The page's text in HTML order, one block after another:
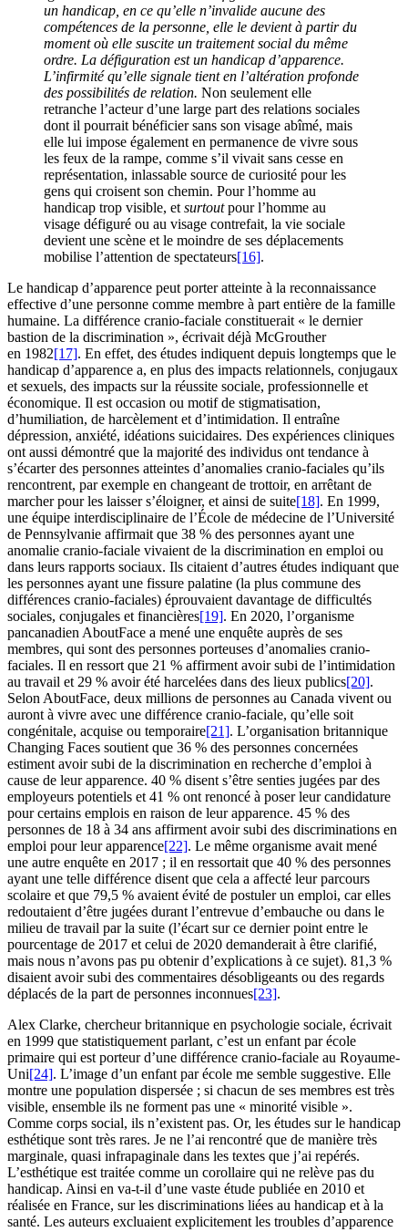
un handicap, en ce qu’elle n’invalide aucune des
compétences de la personne, elle le devient à partir du
moment où elle suscite un traitement social du même
ordre. La défiguration est un handicap d’apparence.
L’infirmité qu’elle signale tient en l’altération profonde
des possibilités de relation. Non seulement elle
retranche l’acteur d’une large part des relations sociales
dont il pourrait bénéficier sans son visage abîmé, mais
elle lui impose également en permanence de vivre sous
les feux de la rampe, comme s’il vivait sans cesse en
représentation, inlassable source de curiosité pour les
gens qui croisent son chemin. Pour l’homme au
handicap trop visible, et surtoutpour l’homme au
visage défiguré ou au visage contrefait, la vie sociale
devient une scène et le moindre de ses déplacements
mobilise l’attention de spectateurs[16].
Le handicap d’apparence peut porter atteinte à la reconnaissance
effective d’une personne comme membre à part entière de la famille
humaine. La différence cranio-faciale constituerait « le dernier
bastion de la discrimination », écrivait déjà McGrouther
en 1982[17]. En effet, des études indiquent depuis longtemps que le
handicap d’apparence a, en plus des impacts relationnels, conjugaux
et sexuels, des impacts sur la réussite sociale, professionnelle et
économique. Il est occasion ou motif de stigmatisation,
d’humiliation, de harcèlement et d’intimidation. Il entraîne
dépression, anxiété, idéations suicidaires. Des expériences cliniques
ont aussi démontré que la majorité des individus ont tendance à
s’écarter des personnes atteintes d’anomalies cranio-faciales qu’ils
rencontrent, par exemple en changeant de trottoir, en arrêtant de
marcher pour les laisser s’éloigner, et ainsi de suite[18]. En 1999,
une équipe interdisciplinaire de l’École de médecine de l’Université
de Pennsylvanie affirmait que 38 % des personnes ayant une
anomalie cranio-faciale vivaient de la discrimination en emploi ou
dans leurs rapports sociaux. Ils citaient d’autres études indiquant que
les personnes ayant une fissure palatine (la plus commune des
différences cranio-faciales) éprouvaient davantage de difficultés
sociales, conjugales et financières[19]. En 2020, l’organisme
pancanadien AboutFace a mené une enquête auprès de ses
membres, qui sont des personnes porteuses d’anomalies cranio-
faciales. Il en ressort que 21 % affirment avoir subi de l’intimidation
au travail et 29 % avoir été harcelées dans des lieux publics[20].
Selon AboutFace, deux millions de personnes au Canada vivent ou
auront à vivre avec une différence cranio-faciale, qu’elle soit
congénitale, acquise ou temporaire[21]. L’organisation britannique
Changing Faces soutient que 36 % des personnes concernées
estiment avoir subi de la discrimination en recherche d’emploi à
cause de leur apparence. 40 % disent s’être senties jugées par des
employeurs potentiels et 41 % ont renoncé à poser leur candidature
pour certains emplois en raison de leur apparence. 45 % des
personnes de 18 à 34 ans affirment avoir subi des discriminations en
emploi pour leur apparence[22]. Le même organisme avait mené
une autre enquête en 2017 ; il en ressortait que 40 % des personnes
ayant une telle différence disent que cela a affecté leur parcours
scolaire et que 79,5 % avaient évité de postuler un emploi, car elles
redoutaient d’être jugées durant l’entrevue d’embauche ou dans le
milieu de travail par la suite (l’écart sur ce dernier point entre le
pourcentage de 2017 et celui de 2020 demanderait à être clarifié,
mais nous n’avons pas pu obtenir d’explications à ce sujet). 81,3 %
disaient avoir subi des commentaires désobligeants ou des regards
déplacés de la part de personnes inconnues[23].
Alex Clarke, chercheur britannique en psychologie sociale, écrivait
en 1999 que statistiquement parlant, c’est un enfant par école
primaire qui est porteur d’une différence cranio-faciale au Royaume-
Uni[24]. L’image d’un enfant par école me semble suggestive. Elle
montre une population dispersée ; si chacun de ses membres est très
visible, ensemble ils ne forment pas une « minorité visible ».
Comme corps social, ils n’existent pas. Or, les études sur le handicap
esthétique sont très rares. Je ne l’ai rencontré que de manière très
marginale, quasi infrapaginale dans les textes que j’ai repérés.
L’esthétique est traitée comme un corollaire qui ne relève pas du
handicap. Ainsi en va-t-il d’une vaste étude publiée en 2010 et
réalisée en France, sur les discriminations liées au handicap et à la
santé. Les auteurs excluaient explicitement les troubles d’apparence